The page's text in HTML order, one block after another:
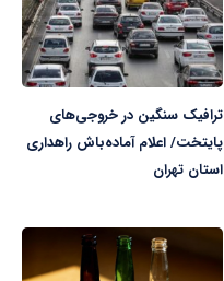
ترافیک سنگین در خروجی‌های
پایتخت/ اعلام آماده‌باش راهداری
استان تهران